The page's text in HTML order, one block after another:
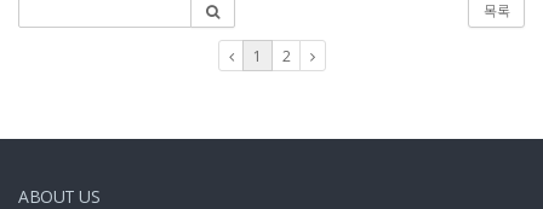
목록
1 2
ABOUT US